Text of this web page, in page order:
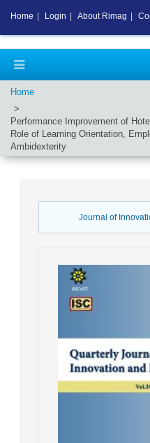
Home
Performance Improvement of
Role of Learning Orientation,
Ambidexterity
Journal of
Home Login About Rimag